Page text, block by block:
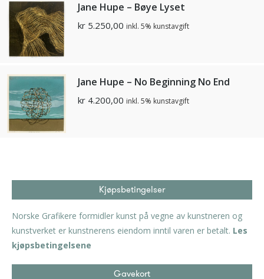
Jane Hupe – Bøye Lyset
kr 5.250,00 inkl. 5% kunstavgift
Jane Hupe – No Beginning No End
kr 4.200,00 inkl. 5% kunstavgift
Kjøpsbetingelser
Norske Grafikere formidler kunst på vegne av kunstneren og
kunstverket er kunstnerens eiendom inntil varen er betalt. Les
kjøpsbetingelsene
Gavekort